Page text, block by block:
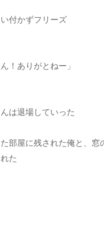
付かずフリーズ
！ありがとねー」
は退場していった
部屋に残された俺と、窓
た